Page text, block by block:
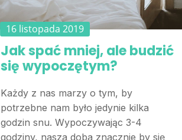
16 listopada 2019
Jak spać mniej, ale budzić
się wypoczętym?
Każdy z nas marzy o tym, by
potrzebne nam było jedynie kilka
godzin snu. Wypoczywając 3-4
godziny, nasza doba znacznie by się